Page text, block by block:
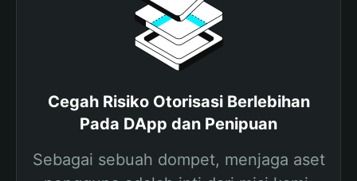
Cegah Risiko Otorisasi Berlebihan
Pada DApp dan Penipuan
Sebagai sebuah dompet, menjaga aset